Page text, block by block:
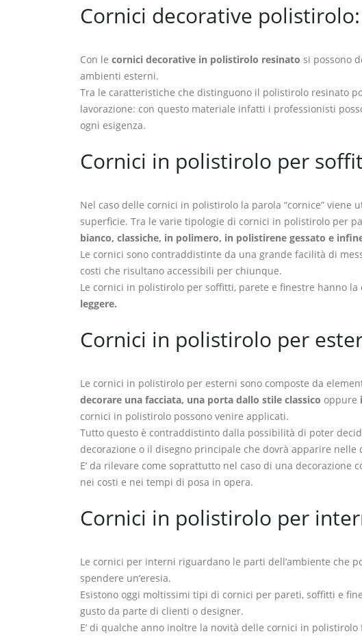
Cornici decorative
Con le cornici decorative in polistirolo resinato si possono
ambienti esterni.
Tra le caratteristiche che distinguono il polistirolo resinato
lavorazione: con questo materiale infatti i professionisti
ogni esigenza.
Cornici in polistirolo per
Nel caso delle cornici in polistirolo la parola “cornice”
superficie. Tra le varie tipologie di cornici in polistirolo per
bianco, classiche, in polimero, in polistirene gessato e
Le cornici sono contraddistinte da una grande facilità di
costi che risultano accessibili per chiunque.
Le cornici in polistirolo per soffitti, parete e finestre hanno
leggere.
Cornici in polistirolo per
Le cornici in polistirolo per esterni sono composte da
decorare una facciata, una porta dallo stile classico oppure
cornici in polistirolo possono venire applicati.
Tutto questo è contraddistinto dalla possibilità di poter
decorazione o il disegno principale che dovrà apparire nelle
E’ da rilevare come soprattutto nel caso di una
nei costi e nei tempi di posa in opera.
Cornici in polistirolo per
Le cornici per interni riguardano le parti dell’ambiente che
spendere un’eresia.
Esistono oggi moltissimi tipi di cornici per pareti, soffitti e
gusto da parte di clienti o designer.
E’ di qualche anno inoltre la novità delle cornici in